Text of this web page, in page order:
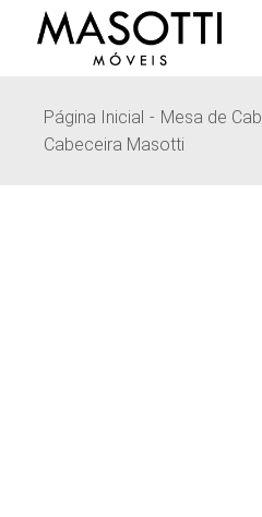
Página Inicial Mesa de
Cabeceira Masotti